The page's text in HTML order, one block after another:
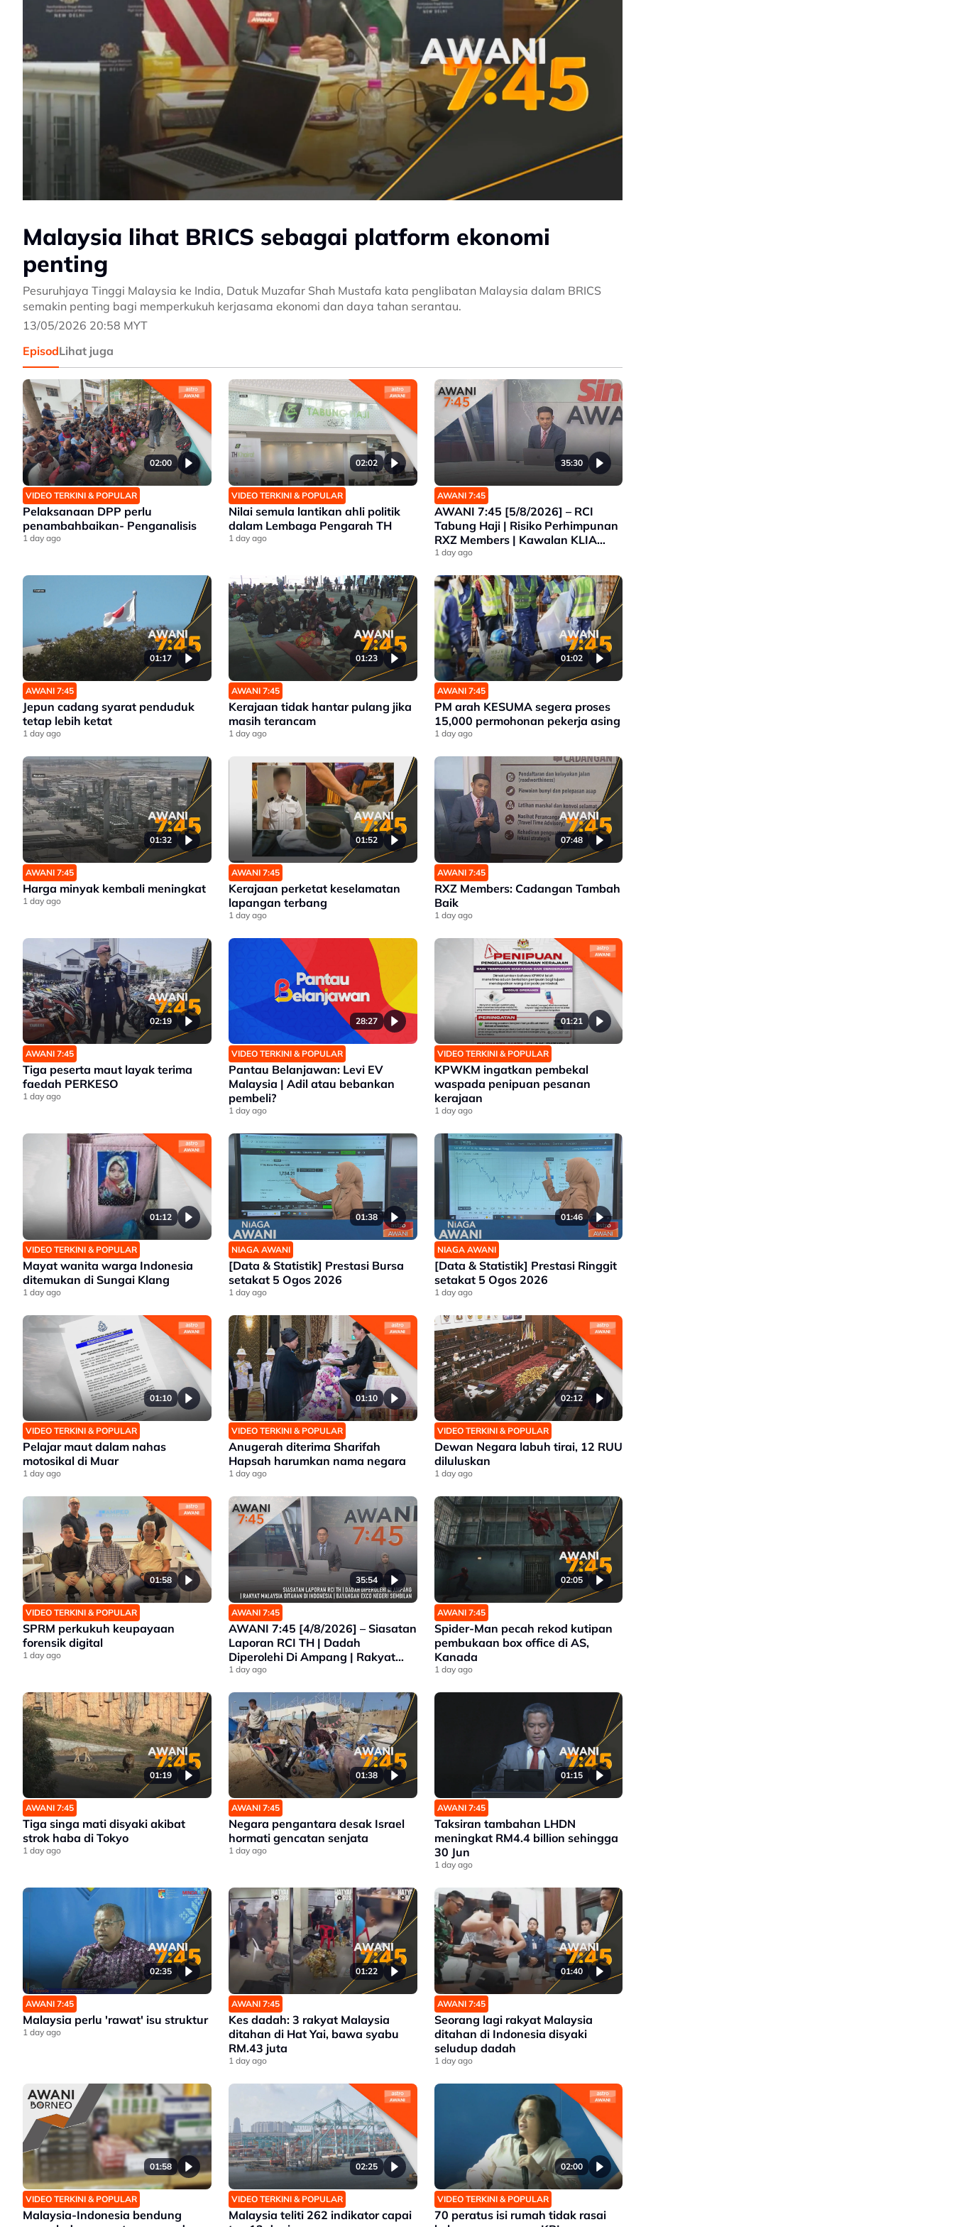
Malaysia lihat BRICS sebagai platform ekonomi
penting
Pesuruhjaya Tinggi Malaysia ke India, Datuk Muzafar Shah Mustafa kata penglibatan Malaysia dalam BRICS
semakin penting bagi memperkukuh kerjasama ekonomi dan daya tahan serantau.
13/05/2026 20:58 MYT
EpisodLihat juga
02:00
VIDEO TERKINI & POPULAR
Pelaksanaan DPP perlu
penambahbaikan- Penganalisis
1 day ago
02:02
VIDEO TERKINI & POPULAR
Nilai semula lantikan ahli politik
dalam Lembaga Pengarah TH
1 day ago
35:30
AWANI 7:45
AWANI 7:45 [5/8/2026] – RCI
Tabung Haji | Risiko Perhimpunan
RXZ Members | Kawalan KLIA
Lebih Ketat | Pelarian Myanmar
1 day ago
01:17
AWANI 7:45
Jepun cadang syarat penduduk
tetap lebih ketat
1 day ago
01:23
AWANI 7:45
Kerajaan tidak hantar pulang jika
masih terancam
1 day ago
01:02
AWANI 7:45
PM arah KESUMA segera proses
15,000 permohonan pekerja asing
1 day ago
01:32
AWANI 7:45
Harga minyak kembali meningkat
1 day ago
01:52
AWANI 7:45
Kerajaan perketat keselamatan
lapangan terbang
1 day ago
07:48
AWANI 7:45
RXZ Members: Cadangan Tambah
Baik
1 day ago
02:19
AWANI 7:45
Tiga peserta maut layak terima
faedah PERKESO
1 day ago
28:27
VIDEO TERKINI & POPULAR
Pantau Belanjawan: Levi EV
Malaysia | Adil atau bebankan
pembeli?
1 day ago
01:21
VIDEO TERKINI & POPULAR
KPWKM ingatkan pembekal
waspada penipuan pesanan
kerajaan
1 day ago
01:12
VIDEO TERKINI & POPULAR
Mayat wanita warga Indonesia
ditemukan di Sungai Klang
1 day ago
01:38
NIAGA AWANI
[Data & Statistik] Prestasi Bursa
setakat 5 Ogos 2026
1 day ago
01:46
NIAGA AWANI
[Data & Statistik] Prestasi Ringgit
setakat 5 Ogos 2026
1 day ago
01:10
VIDEO TERKINI & POPULAR
Pelajar maut dalam nahas
motosikal di Muar
1 day ago
01:10
VIDEO TERKINI & POPULAR
Anugerah diterima Sharifah
Hapsah harumkan nama negara
1 day ago
02:12
VIDEO TERKINI & POPULAR
Dewan Negara labuh tirai, 12 RUU
diluluskan
1 day ago
01:58
VIDEO TERKINI & POPULAR
SPRM perkukuh keupayaan
forensik digital
1 day ago
35:54
AWANI 7:45
AWANI 7:45 [4/8/2026] – Siasatan
Laporan RCI TH | Dadah
Diperolehi Di Ampang | Rakyat
Malaysia Ditahan Di Indonesia |
1 day ago
02:05
AWANI 7:45
Spider-Man pecah rekod kutipan
pembukaan box office di AS,
Kanada
1 day ago
01:19
AWANI 7:45
Tiga singa mati disyaki akibat
strok haba di Tokyo
1 day ago
01:38
AWANI 7:45
Negara pengantara desak Israel
hormati gencatan senjata
1 day ago
01:15
AWANI 7:45
Taksiran tambahan LHDN
meningkat RM4.4 billion sehingga
30 Jun
1 day ago
02:35
AWANI 7:45
Malaysia perlu 'rawat' isu struktur
1 day ago
01:22
AWANI 7:45
Kes dadah: 3 rakyat Malaysia
ditahan di Hat Yai, bawa syabu
RM.43 juta
1 day ago
01:40
AWANI 7:45
Seorang lagi rakyat Malaysia
ditahan di Indonesia disyaki
seludup dadah
1 day ago
01:58
VIDEO TERKINI & POPULAR
Malaysia-Indonesia bendung
02:25
VIDEO TERKINI & POPULAR
Malaysia teliti 262 indikator capai
02:00
VIDEO TERKINI & POPULAR
70 peratus isi rumah tidak rasai